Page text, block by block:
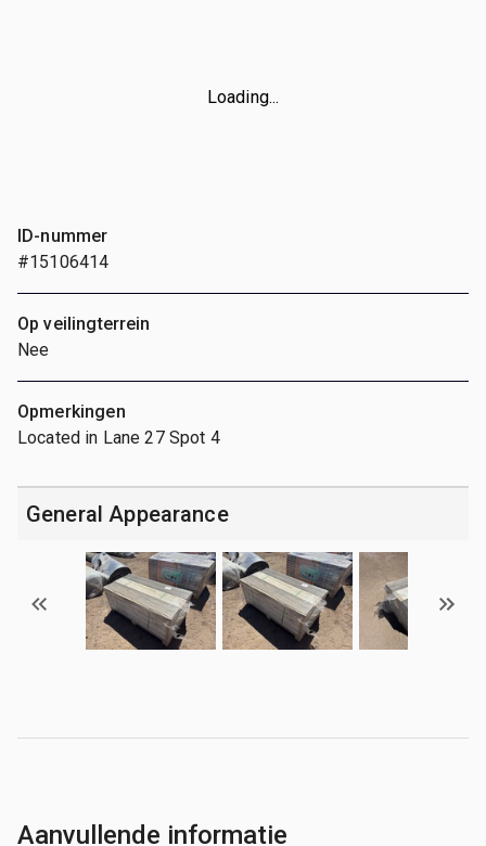
Loading...
ID-nummer
#15106414
Op veilingterrein
Nee
Opmerkingen
Located in Lane 27 Spot 4
General Appearance
Aanvullende informatie